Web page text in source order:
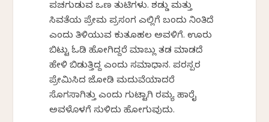
ಪಚಗುಡುವ ಒಣ ತುಟಿಗಳು. ಶಡ್ಡು ಮತ್ತು
ಸಿವತೆಯ ಪ್ರೇಮ ಪ್ರಸಂಗ ಎಲ್ಲಿಗೆ ಬಂದು ನಿಂತಿದೆ
ಎಂದು ತಿಳಿಯುವ ಕುತೂಹಲ ಅವಳಿಗೆ. ಊರು
ಬಿಟ್ಟು ಓಡಿ ಹೋಗಿದ್ದರೆ ಮಾಬ್ಲು ತಡ ಮಾಡದೆ
ಹೇಳಿ ಬಿಡುತ್ತಿದ್ದ ಎಂದು ಸಮಾಧಾನ. ಪರಸ್ಪರ
ಪ್ರೇಮಿಸಿದ ಜೋಡಿ ಮದುವೆಯಾದರೆ
ಸೊಗಸಾಗಿತ್ತು ಎಂದು ಗುಟ್ಟಾಗಿ ರಮ್ಯ ಹಾರೈಕೆ
ಅವಳೊಳಗೆ ಸುಳಿದು ಹೋಗುವುದು.